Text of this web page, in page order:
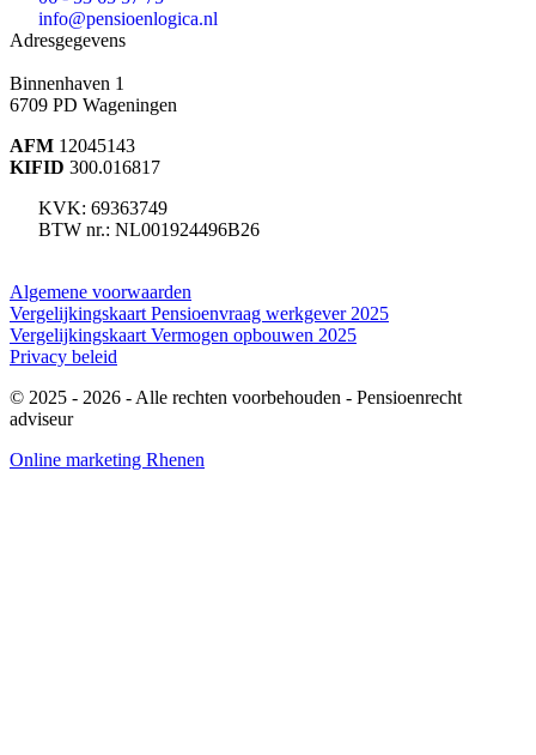
info@pensioenlogica.nl
Adresgegevens
Binnenhaven 1
6709 PD Wageningen
AFM 12045143
KIFID 300.016817
KVK: 69363749
BTW nr.: NL001924496B26
Algemene voorwaarden
Vergelijkingskaart Pensioenvraag werkgever 2025
Vergelijkingskaart Vermogen opbouwen 2025
Privacy beleid
© 2025 - 2026 - Alle rechten voorbehouden - Pensioenrecht
adviseur
Online marketing Rhenen